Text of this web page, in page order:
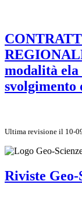
modalità ela
svolgimento
Ultima revisione il 10-
Riviste Geo-